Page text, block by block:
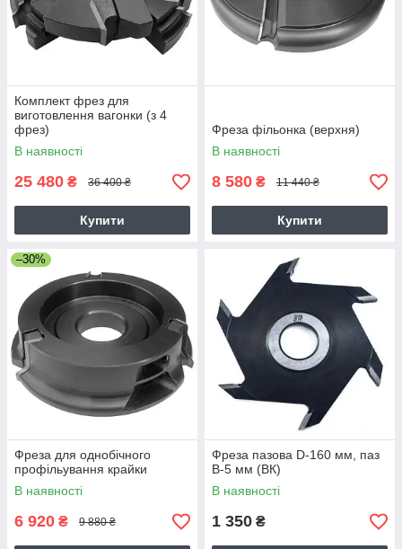
Комплект фрез для
виготовлення вагонки (з 4
фрез)
В наявності
25 480 ₴ 36 400 ₴
Купити
Фреза фільонка (верхня)
В наявності
8 580 ₴ 11 440 ₴
Купити
–30%
Фреза для однобічного
профільування крайки
В наявності
6 920 ₴ 9 880 ₴
Фреза пазова D-160 мм, паз
В-5 мм (ВК)
В наявності
1 350 ₴